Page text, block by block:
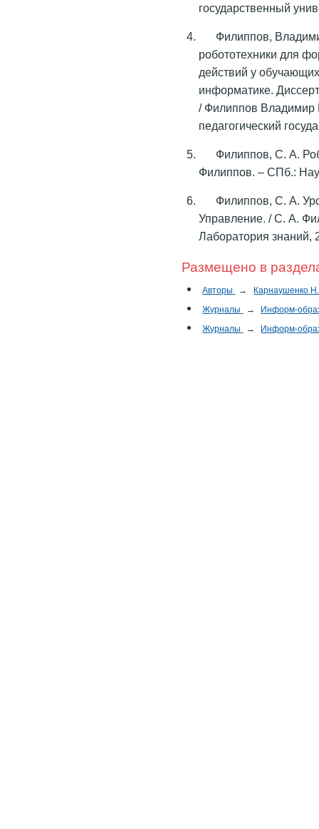
государственный
Филиппов,
робототехники для
действий у
информатике.
/ Филиппов Владимир
педагогический
Филиппов, С. А.
Филиппов. – СПб.:
Филиппов, С. А.
Управление. / С. А.
Лаборатория знаний,
Размещено в
Авторы →
Карнаушенко
Журналы
→
Информ-
Журналы
→ Информ-